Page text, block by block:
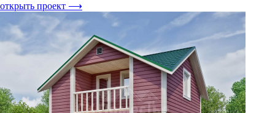
открыть проект ⟶